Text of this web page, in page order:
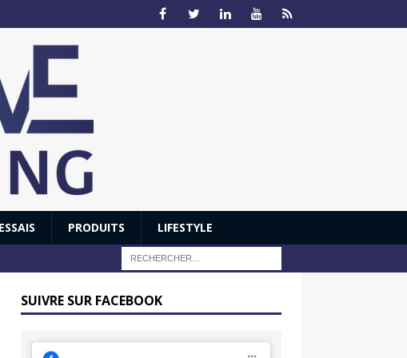
ESSAIS PRODUITS LIFESTYLE
SUIVRE SUR FACEBOOK